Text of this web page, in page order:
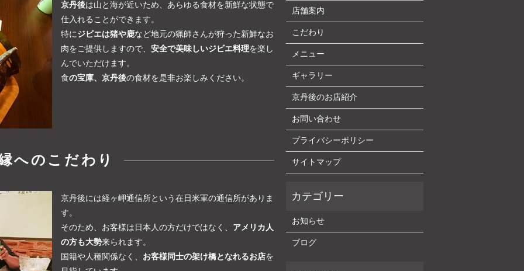
京丹後は山と海が近いため、あらゆる食材を新鮮な状態で
仕入れることができます。
特にジビエは猪や鹿など地元の猟師さんが狩った新鮮なお
肉をご提供しますので、 安全で美味しいジビエ料理を楽し
んでいただけます。
食の宝庫、京丹後の食材を是非お楽しみください。
へのこだわり
京丹後には経ヶ岬通信所という在日米軍の通信所がありま
す。
そのため、お客様は日本人の方だけではなく、 アメリカ人
の方も大勢来られます。
国籍や人種関係なく、 お客様同士の架け橋となれるお店を
店舗案内
こだわり
メニュー
ギャラリー
京丹後のお店紹介
お問い合わせ
プライバシーポリシー
サイトマップ
お知らせ
ブログ